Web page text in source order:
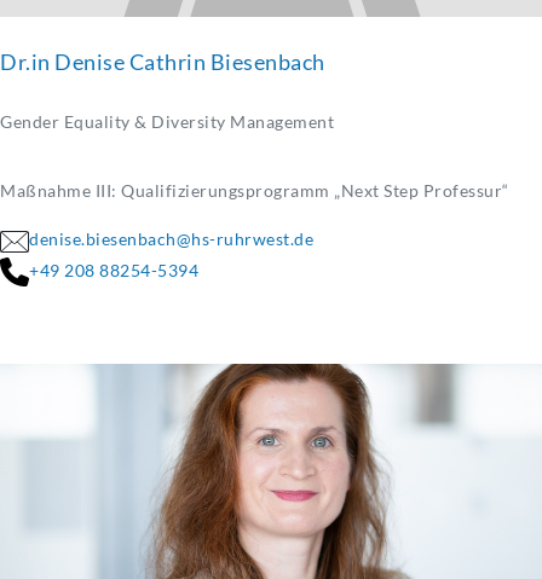
Dr.in Denise Cathrin Biesenbach
Gender Equality & Diversity Management
Maßnahme III: Qualifizierungsprogramm „Next Step Professur“
denise.biesenbach@hs-ruhrwest.de
+49 208 88254-5394